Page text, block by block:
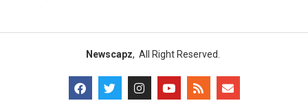
Newscapz, All Right Reserved.